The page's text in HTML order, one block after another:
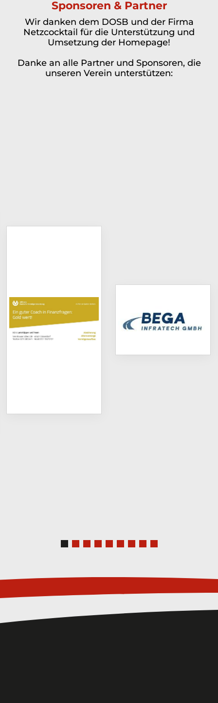
Sponsoren & Partner
Wir danken dem DOSB und der Firma
Netzcocktail für die Unterstützung und
Umsetzung der Homepage!
Danke an alle Partner und Sponsoren, die
unseren Verein unterstützen: